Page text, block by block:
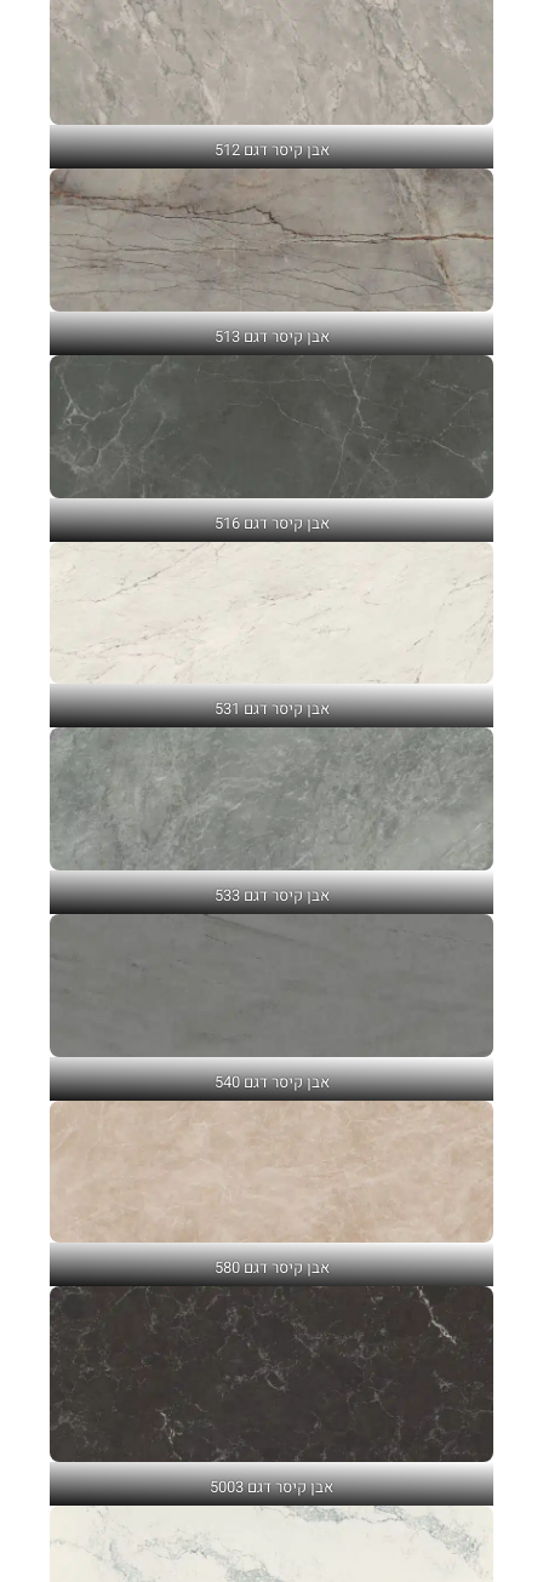
אבן קיסר דגם 512
אבן קיסר דגם 513
אבן קיסר דגם 516
אבן קיסר דגם 531
אבן קיסר דגם 533
אבן קיסר דגם 540
אבן קיסר דגם 580
אבן קיסר דגם 5003